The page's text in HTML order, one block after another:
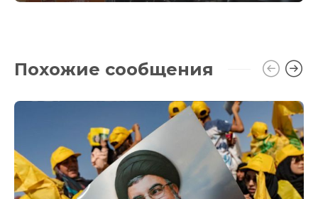
Похожие сообщения